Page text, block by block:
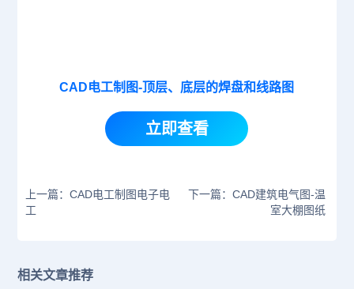
CAD电工制图-顶层、底层的焊盘和线路图
立即查看
上一篇：CAD电工制图电子电
工
下一篇：CAD建筑电气图-温
室大棚图纸
相关文章推荐